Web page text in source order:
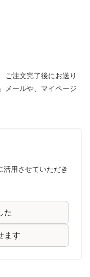
ご注文完了後にお送り
メールや、マイページ
活用させていただき
た
ます